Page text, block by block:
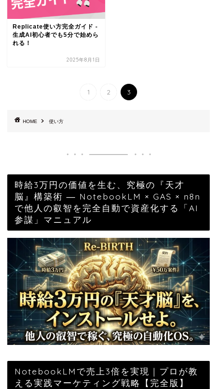
Replicate使い方完全ガイド -
生成AI初心者でも5分で始めら
れる！
2025年8月1日
1 2 3
HOME 使い方
時給3万円の価値を生む、究極の『天才
脳』構築術 ― NotebookLM × GAS × n8n
で他人の叡智を完全自動で資産化する「AI
参謀」マニュアル
NotebookLMで売上3倍を実現｜プロが教
える実践マーケティング戦略【完全版】